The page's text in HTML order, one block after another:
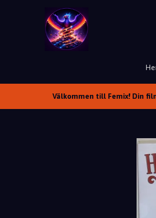
Välkommen till Femix! Din